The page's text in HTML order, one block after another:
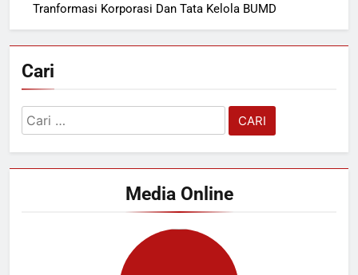
Tranformasi Korporasi Dan Tata Kelola BUMD
Cari
Cari
untuk:
Media Online